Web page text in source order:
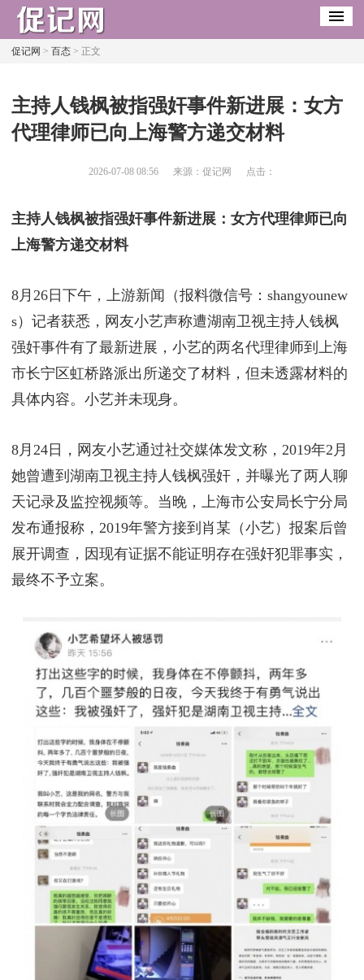
促记网 > 百态> 正文
​主持人钱枫被指强奸事件新进展：女方
代理律师已向上海警方递交材料
2026-07-08 08:56 来源：促记网 点击：
主持人钱枫被指强奸事件新进展：女方代理律师已向
上海警方递交材料
8月26日下午，上游新闻（报料微信号：shangyounew
s）记者获悉，网友小艺声称遭湖南卫视主持人钱枫
强奸事件有了最新进展，小艺的两名代理律师到上海
市长宁区虹桥路派出所递交了材料，但未透露材料的
具体内容。小艺并未现身。
8月24日，网友小艺通过社交媒体发文称，2019年2月
她曾遭到湖南卫视主持人钱枫强奸，并曝光了两人聊
天记录及监控视频等。当晚，上海市公安局长宁分局
发布通报称，2019年警方接到肖某（小艺）报案后曾
展开调查，因现有证据不能证明存在强奸犯罪事实，
最终不予立案。